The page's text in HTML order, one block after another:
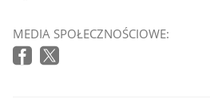
MEDIA SPOŁECZNOŚCIOWE: